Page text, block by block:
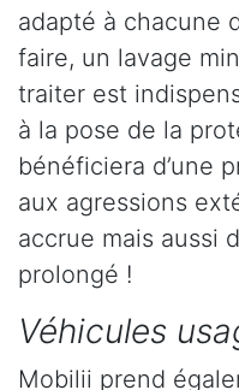
adapté à chacune
faire, un lavage
traiter est
à la pose de la
bénéficiera d’une
aux agressions
accrue mais aussi
prolongé !
Véhicules
Mobilii prend